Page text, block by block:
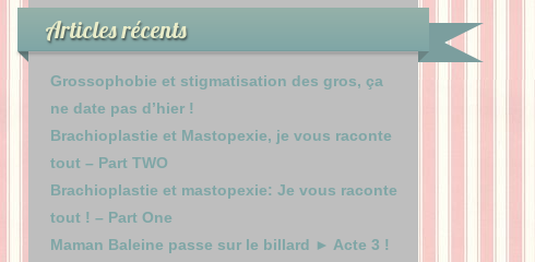
Articles récents
Grossophobie et stigmatisation des gros, ça
ne date pas d’hier !
Brachioplastie et Mastopexie, je vous raconte
tout – Part TWO
Brachioplastie et mastopexie: Je vous raconte
tout ! – Part One
Maman Baleine passe sur le billard ► Acte 3 !